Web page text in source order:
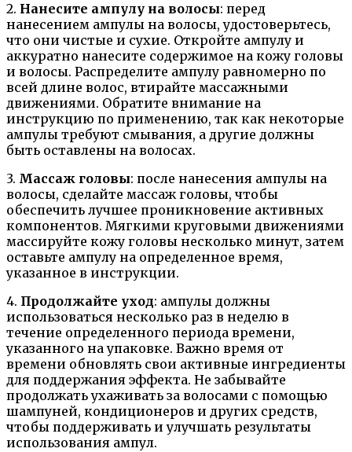
2. Нанесите ампулу на волосы: перед
нанесением ампулы на волосы, удостоверьтесь,
что они чистые и сухие. Откройте ампулу и
аккуратно нанесите содержимое на кожу головы
и волосы. Распределите ампулу равномерно по
всей длине волос, втирайте массажными
движениями. Обратите внимание на
инструкцию по применению, так как некоторые
ампулы требуют смывания, а другие должны
быть оставлены на волосах.
3. Массаж головы: после нанесения ампулы на
волосы, сделайте массаж головы, чтобы
обеспечить лучшее проникновение активных
компонентов. Мягкими круговыми движениями
массируйте кожу головы несколько минут, затем
оставьте ампулу на определенное время,
указанное в инструкции.
4. Продолжайте уход: ампулы должны
использоваться несколько раз в неделю в
течение определенного периода времени,
указанного на упаковке. Важно время от
времени обновлять свои активные ингредиенты
для поддержания эффекта. Не забывайте
продолжать ухаживать за волосами с помощью
шампуней, кондиционеров и других средств,
чтобы поддерживать и улучшать результаты
использования ампул.